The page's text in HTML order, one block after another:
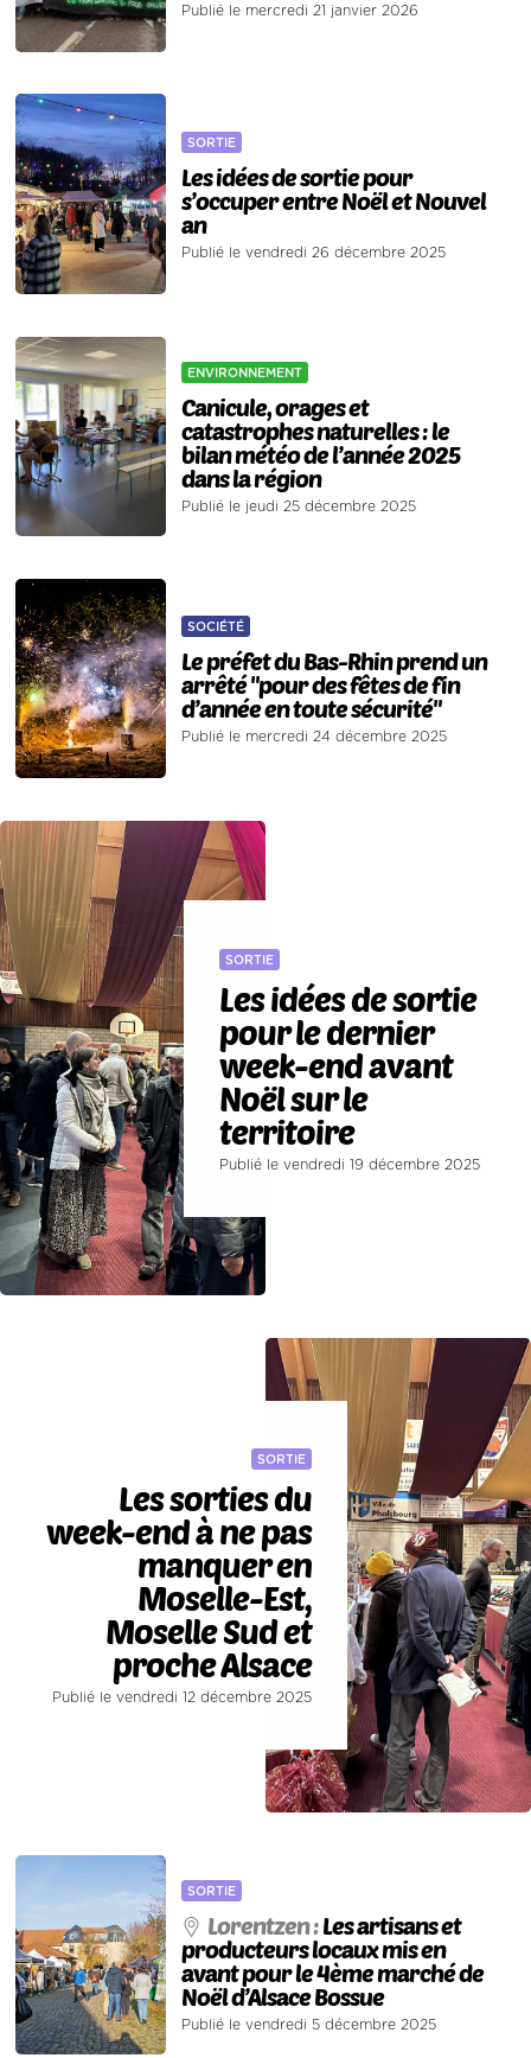
Publié le mercredi 21 janvier 2026
SORTIE
Les idées de sortie pour
s’occuper entre Noël et Nouvel
an
Publié le vendredi 26 décembre 2025
ENVIRONNEMENT
Canicule, orages et
catastrophes naturelles : le
bilan météo de l’année 2025
dans la région
Publié le jeudi 25 décembre 2025
SOCIÉTÉ
Le préfet du Bas-Rhin prend un
arrêté "pour des fêtes de fin
d’année en toute sécurité"
Publié le mercredi 24 décembre 2025
SORTIE
Les idées de sortie
pour le dernier
week-end avant
Noël sur le
territoire
Publié le vendredi 19 décembre 2025
SORTIE
Les sorties du
week-end à ne pas
manquer en
Moselle-Est,
Moselle Sud et
proche Alsace
Publié le vendredi 12 décembre 2025
SORTIE
Lorentzen :Les artisans et
producteurs locaux mis en
avant pour le 4ème marché de
Noël d’Alsace Bossue
Publié le vendredi 5 décembre 2025